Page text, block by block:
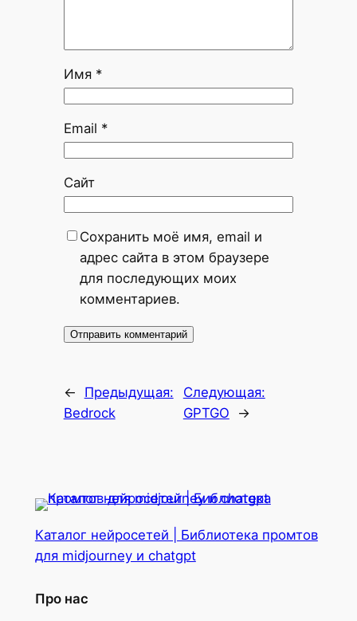
Имя *
Email *
Сайт
Сохранить моё имя, email и
адрес сайта в этом браузере
для последующих моих
комментариев.
←
Предыдущая:
Bedrock
Следующая:
GPTGO
→
Каталог нейросетей | Библиотека промтов
для midjourney и chatgpt
Про нас